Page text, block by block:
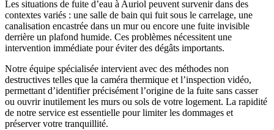
Les situations de fuite d’eau à Auriol peuvent survenir dans des
contextes variés : une salle de bain qui fuit sous le carrelage, une
canalisation encastrée dans un mur ou encore une fuite invisible
derrière un plafond humide. Ces problèmes nécessitent une
intervention immédiate pour éviter des dégâts importants.
Notre équipe spécialisée intervient avec des méthodes non
destructives telles que la caméra thermique et l’inspection vidéo,
permettant d’identifier précisément l’origine de la fuite sans casser
ou ouvrir inutilement les murs ou sols de votre logement. La rapidité
de notre service est essentielle pour limiter les dommages et
préserver votre tranquillité.